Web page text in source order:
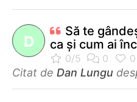
D
Să te
ca şi cum ai
Citat de Dan Lungu